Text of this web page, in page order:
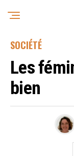
SOCIÉTÉ
Les
bien